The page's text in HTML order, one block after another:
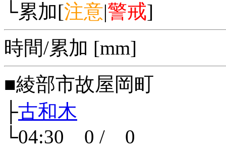
└累加[注意|警戒]
時間/累加 [mm]
■綾部市故屋岡町
├古和木
└04:30 0 / 0